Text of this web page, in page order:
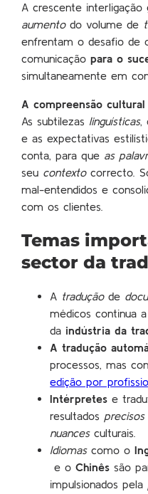
A crescente interligação
aumentodo volume de
enfrentam o desafio de
comunicaçãopara o
simultaneamente em
A compreensão
As subtilezas linguísticas,
e as expectativas
conta, para que as
seu contextocorrecto.
mal-entendidos e
com os clientes.
Temas
sector da
A traduçãode
médicos continua
da indústria da
A tradução
processos, mas
edição por
Intérpretese
resultados
nuancesculturais.
Idiomascomo o
e oChinêssão
impulsionados pela